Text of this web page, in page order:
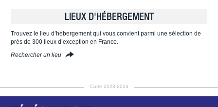
LIEUX D'HÉBERGEMENT
Trouvez le lieu d’hébergement qui vous convient parmi une sélection de
près de 300 lieux d’exception en France.
Rechercher un lieu
Carte 2023-2024